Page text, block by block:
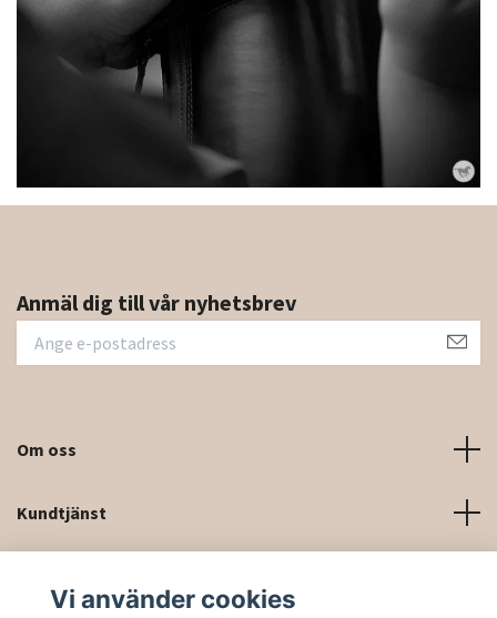
Anmäl dig till vår nyhetsbrev
Om oss
Kundtjänst
Vi använder cookies